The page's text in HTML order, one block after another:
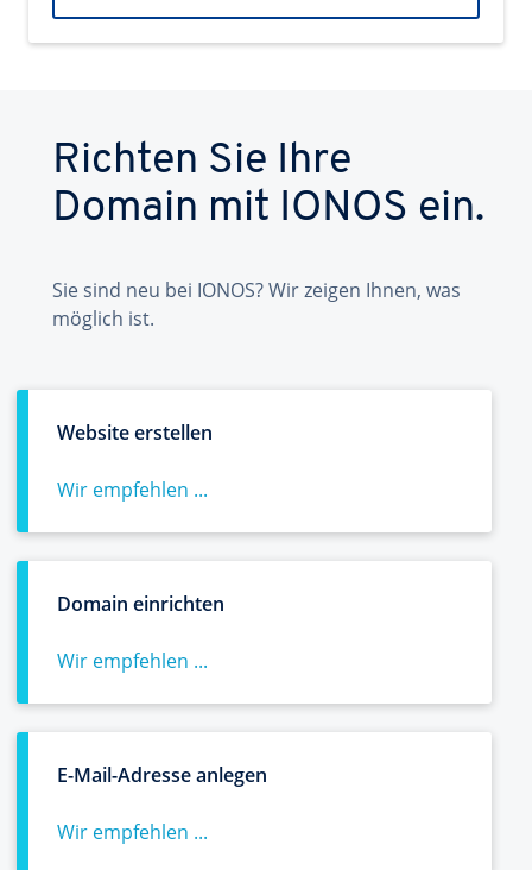
Richten Sie Ihre
Domain mit IONOS ein.
Sie sind neu bei IONOS? Wir zeigen Ihnen, was
möglich ist.
Website erstellen
Wir empfehlen ...
Domain einrichten
Wir empfehlen ...
E-Mail-Adresse anlegen
Wir empfehlen ...